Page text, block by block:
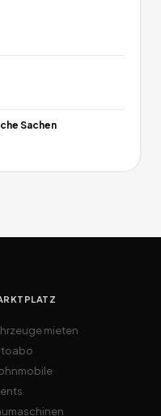
Sachen
mieten